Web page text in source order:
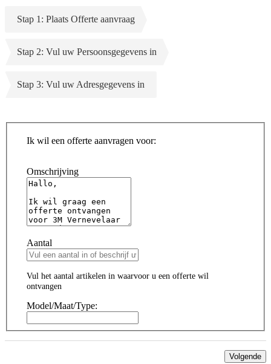
Stap 1: Plaats Offerte aanvraag
Stap 2: Vul uw Persoonsgegevens in
Stap 3: Vul uw Adresgegevens in
Ik wil een offerte aanvragen voor:
Omschrijving
Aantal
Vul het aantal artikelen in waarvoor u een offerte wil
ontvangen
Model/Maat/Type:
Volgende